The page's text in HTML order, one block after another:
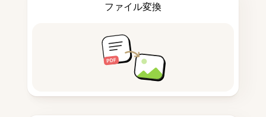
ファイル変換